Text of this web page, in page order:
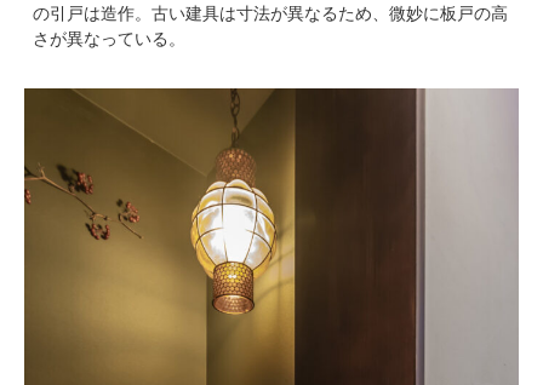
の引戸は造作。古い建具は寸法が異なるため、微妙に板戸の高
さが異なっている。